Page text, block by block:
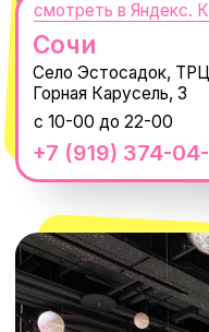
ИП Проворный Алексей Алексеевич
ИНН 667114098580
ОГРНИП 320665800076581
© 2021-2025 Macrocosm ®
Оферта
Пользовательское соглашение
Политика обработки персональных
данных